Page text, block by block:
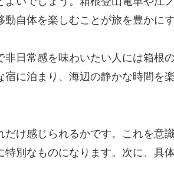
自体を楽しむことが旅を豊かに
日常感を味わいたい人には箱根
に泊まり、海辺の静かな時間を
け感じられるかです。これを意
別なものになります。次に、具